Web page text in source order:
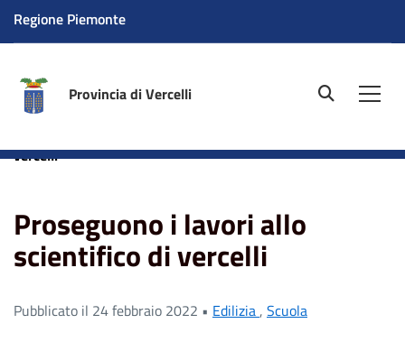
Regione Piemonte
Provincia di Vercelli site.searc
vercelli
Proseguono i lavori allo
scientifico di vercelli
Pubblicato il 24 febbraio 2022 • Edilizia, Scuola